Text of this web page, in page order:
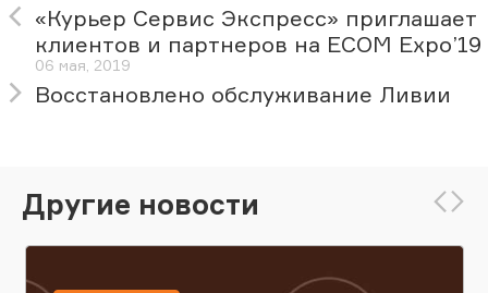
«Курьер Сервис Экспресс» приглашает
клиентов и партнеров на ECOM Expo’19
06 мая, 2019
Восстановлено обслуживание Ливии
Другие новости